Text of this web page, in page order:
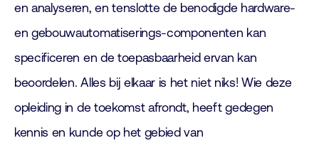
en analyseren, en tenslotte de benodigde hardware-
en gebouwautomatiserings-componenten kan
specificeren en de toepasbaarheid ervan kan
beoordelen. Alles bij elkaar is het niet niks! Wie deze
opleiding in de toekomst afrondt, heeft gedegen
kennis en kunde op het gebied van